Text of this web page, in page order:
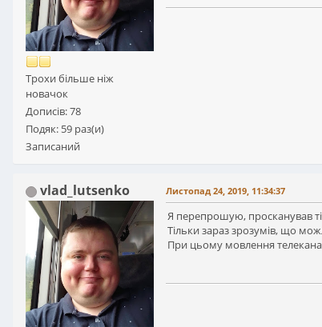
Трохи більше ніж
новачок
Дописів: 78
Подяк: 59 раз(и)
Записаний
vlad_lutsenko Листопад 24, 2019, 11:34:37
Я перепрошую, просканував
Тільки зараз зрозумів, що
При цьому мовлення